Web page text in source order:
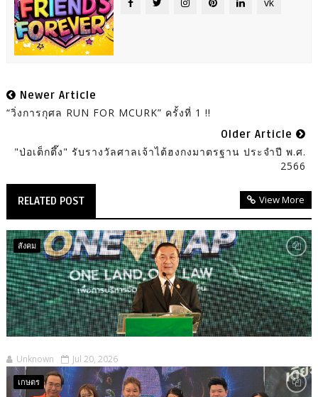
Newer Article
“วิ่งการกุศล RUN FOR MCURK” ครั้งที่ 1 !!
Older Article
"ป่อเต็กตึ๊ง" รับรางวัลศาลเจ้าไต้ฮงกงมาตรฐาน ประจำปี พ.ศ.
2566
RELATED POST View More
สังคม
Unknown Jul 20, 2026
เกษตร